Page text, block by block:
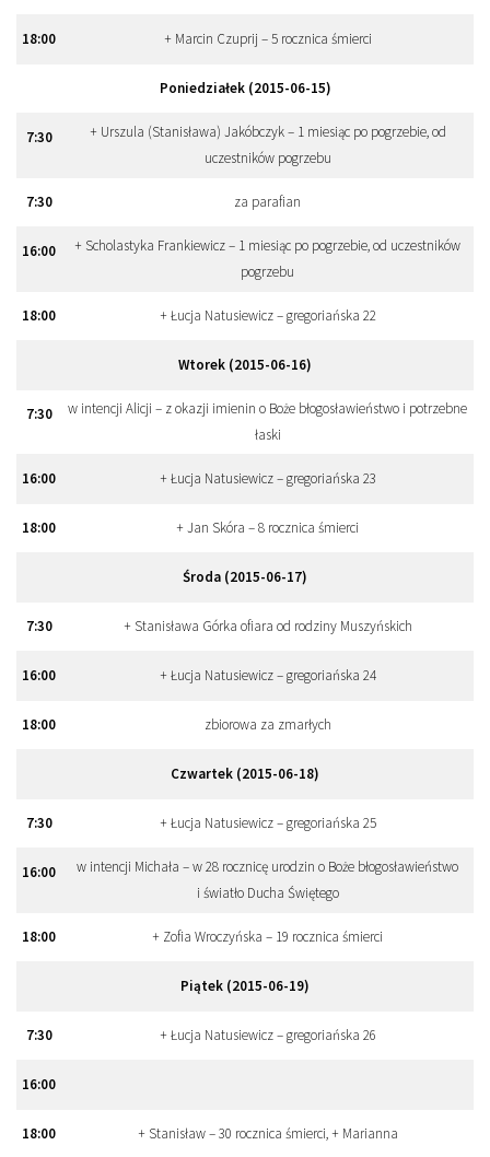
18:00 + Marcin Czuprij – 5 rocznica śmierci
Poniedziałek (2015-06-15)
7:30
+ Urszula (Stanisława) Jakóbczyk – 1 miesiąc po pogrzebie, od
uczestników pogrzebu
7:30 za parafian
16:00
+ Scholastyka Frankiewicz – 1 miesiąc po pogrzebie, od uczestników
pogrzebu
18:00 + Łucja Natusiewicz – gregoriańska 22
Wtorek (2015-06-16)
7:30
w intencji Alicji – z okazji imienin o Boże błogosławieństwo i potrzebne
łaski
16:00 + Łucja Natusiewicz – gregoriańska 23
18:00 + Jan Skóra – 8 rocznica śmierci
Środa (2015-06-17)
7:30 + Stanisława Górka ofiara od rodziny Muszyńskich
16:00 + Łucja Natusiewicz – gregoriańska 24
18:00 zbiorowa za zmarłych
Czwartek (2015-06-18)
7:30 + Łucja Natusiewicz – gregoriańska 25
16:00
w intencji Michała – w 28 rocznicę urodzin o Boże błogosławieństwo
i światło Ducha Świętego
18:00 + Zofia Wroczyńska – 19 rocznica śmierci
Piątek (2015-06-19)
7:30 + Łucja Natusiewicz – gregoriańska 26
16:00
18:00 + Stanisław – 30 rocznica śmierci, + Marianna